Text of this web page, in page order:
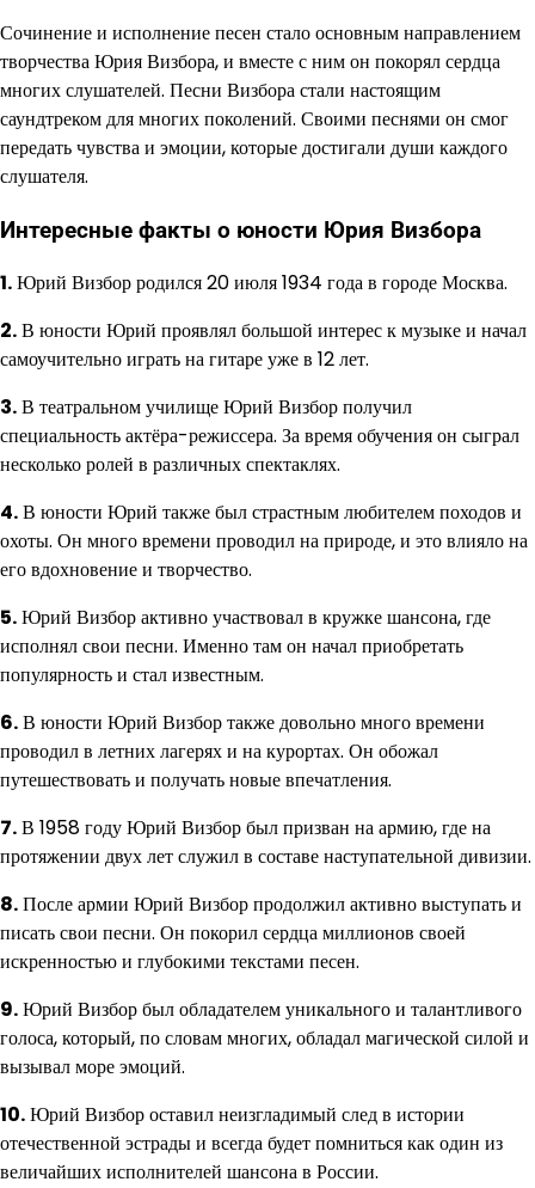
Сочинение и исполнение песен стало основным направлением
творчества Юрия Визбора, и вместе с ним он покорял сердца
многих слушателей. Песни Визбора стали настоящим
саундтреком для многих поколений. Своими песнями он смог
передать чувства и эмоции, которые достигали души каждого
слушателя.
Интересные факты о юности Юрия Визбора
1.Юрий Визбор родился 20 июля 1934 года в городе Москва.
2.В юности Юрий проявлял большой интерес к музыке и начал
самоучительно играть на гитаре уже в 12 лет.
3.В театральном училище Юрий Визбор получил
специальность актёра-режиссера. За время обучения он сыграл
несколько ролей в различных спектаклях.
4.В юности Юрий также был страстным любителем походов и
охоты. Он много времени проводил на природе, и это влияло на
его вдохновение и творчество.
5.Юрий Визбор активно участвовал в кружке шансона, где
исполнял свои песни. Именно там он начал приобретать
популярность и стал известным.
6.В юности Юрий Визбор также довольно много времени
проводил в летних лагерях и на курортах. Он обожал
путешествовать и получать новые впечатления.
7.В 1958 году Юрий Визбор был призван на армию, где на
протяжении двух лет служил в составе наступательной дивизии.
8.После армии Юрий Визбор продолжил активно выступать и
писать свои песни. Он покорил сердца миллионов своей
искренностью и глубокими текстами песен.
9.Юрий Визбор был обладателем уникального и талантливого
голоса, который, по словам многих, обладал магической силой и
вызывал море эмоций.
10.Юрий Визбор оставил неизгладимый след в истории
отечественной эстрады и всегда будет помниться как один из
величайших исполнителей шансона в России.